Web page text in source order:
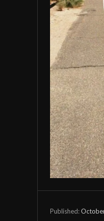
Published: